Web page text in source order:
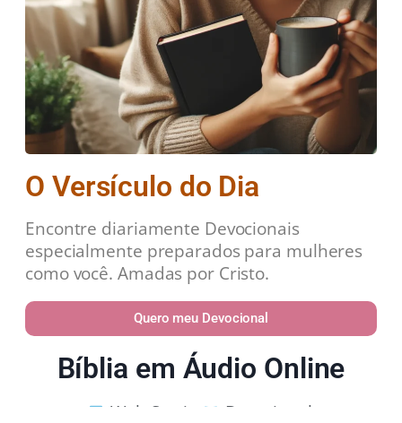
O Versículo do Dia
Encontre diariamente Devocionais
especialmente preparados para mulheres
como você. Amadas por Cristo.
Quero meu Devocional
Bíblia em Áudio Online
Web Stories
Devocional